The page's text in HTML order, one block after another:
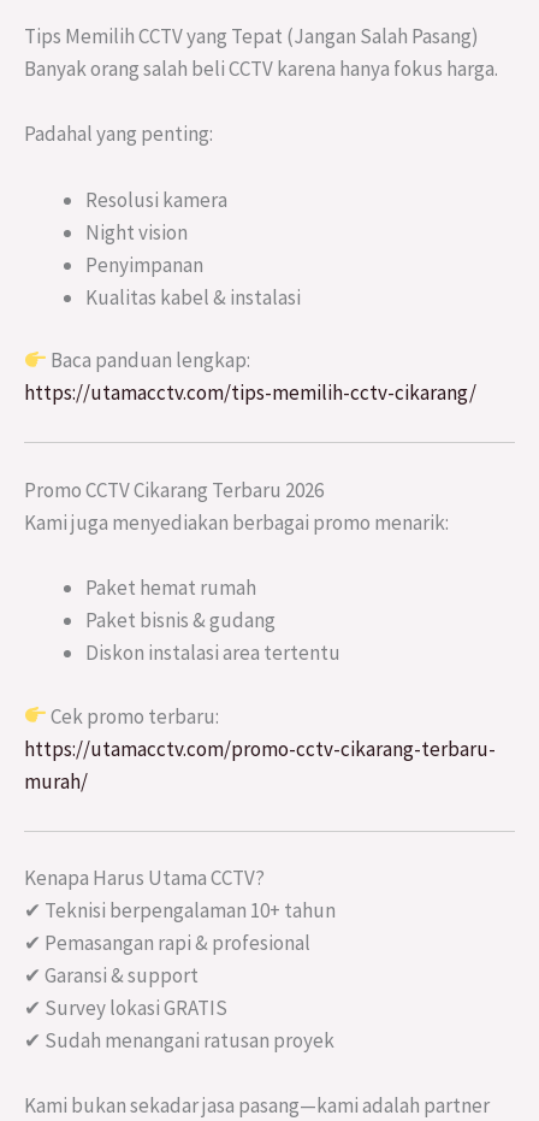
Tips Memilih CCTV yang Tepat (Jangan Salah Pasang)
Banyak orang salah beli CCTV karena hanya fokus harga.
Padahal yang penting:
Resolusi kamera
Night vision
Penyimpanan
Kualitas kabel & instalasi
Baca panduan lengkap:
https://utamacctv.com/tips-memilih-cctv-cikarang/
Promo CCTV Cikarang Terbaru 2026
Kami juga menyediakan berbagai promo menarik:
Paket hemat rumah
Paket bisnis & gudang
Diskon instalasi area tertentu
Cek promo terbaru:
https://utamacctv.com/promo-cctv-cikarang-terbaru-
murah/
Kenapa Harus Utama CCTV?
✔ Teknisi berpengalaman 10+ tahun
✔ Pemasangan rapi & profesional
✔ Garansi & support
✔ Survey lokasi GRATIS
✔ Sudah menangani ratusan proyek
Kami bukan sekadar jasa pasang—kami adalah partner